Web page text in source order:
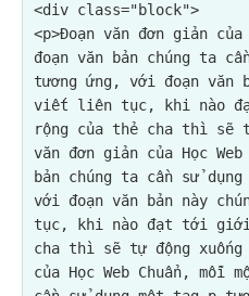
<div class="block">
<p>Đoạn văn đơn giản của
đoạn văn bản chúng ta
tương ứng, với đoạn văn
viết liên tục, khi nào
rộng của thẻ cha thì sẽ
văn đơn giản của Học
bản chúng ta cần sử
với đoạn văn bản này
tục, khi nào đạt tới giới
cha thì sẽ tự động xuống
của Học Web Chuẩn, mỗi